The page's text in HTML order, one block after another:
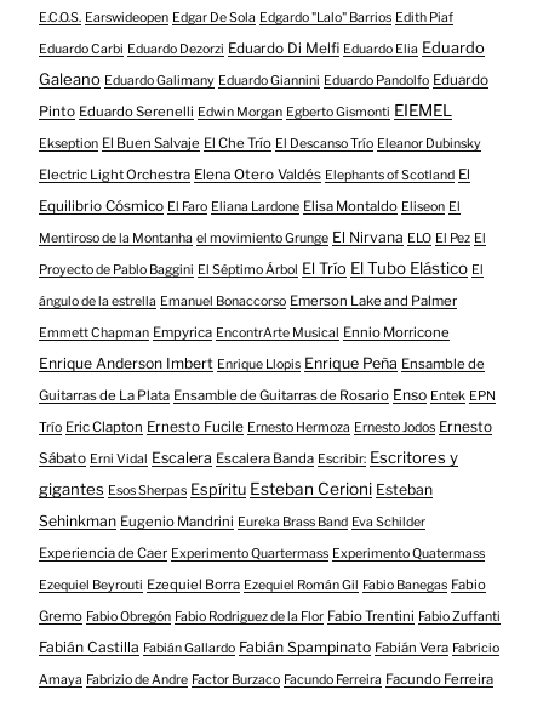
E.C.O.S. Earswideopen Edgar De Sola Edgardo "Lalo" Barrios Edith Piaf
Eduardo Carbi Eduardo Dezorzi Eduardo Di Melfi Eduardo Elia Eduardo
Galeano Eduardo Galimany Eduardo Giannini Eduardo Pandolfo Eduardo
Pinto Eduardo Serenelli Edwin Morgan Egberto Gismonti EIEMEL
Ekseption El Buen Salvaje El Che Trío El Descanso Trío Eleanor Dubinsky
Electric Light Orchestra Elena Otero Valdés Elephants of Scotland El
Equilibrio Cósmico El Faro Eliana Lardone Elisa Montaldo Eliseon El
Mentiroso de la Montanha el movimiento Grunge El Nirvana ELO El Pez El
Proyecto de Pablo Baggini El Séptimo Árbol El Trío El Tubo Elástico El
ángulo de la estrella Emanuel Bonaccorso Emerson Lake and Palmer
Emmett Chapman Empyrica EncontrArte Musical Ennio Morricone
Enrique Anderson Imbert Enrique Llopis Enrique Peña Ensamble de
Guitarras de La Plata Ensamble de Guitarras de Rosario Enso Entek EPN
Trío Eric Clapton Ernesto Fucile Ernesto Hermoza Ernesto Jodos Ernesto
Sábato Erni Vidal Escalera Escalera Banda Escribir: Escritores y
gigantes Esos Sherpas Espíritu Esteban Cerioni Esteban
Sehinkman Eugenio Mandrini Eureka Brass Band Eva Schilder
Experiencia de Caer Experimento Quartermass Experimento Quatermass
Ezequiel Beyrouti Ezequiel Borra Ezequiel Román Gil Fabio Banegas Fabio
Gremo Fabio Obregón Fabio Rodriguez de la Flor Fabio Trentini Fabio Zuffanti
Fabián Castilla Fabián Gallardo Fabián Spampinato Fabián Vera Fabricio
Amaya Fabrizio de Andre Factor Burzaco Facundo Ferreira Facundo Ferreira